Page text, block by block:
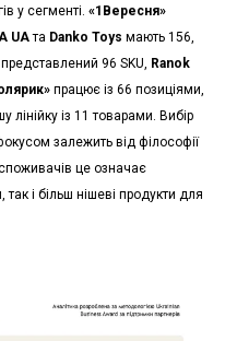
у сегменті. «1Вересня»
UAта Danko Toys мають 156,
представлений 96 SKU, Ranok
працює із 66 позиціями,
лінійку із 11 товарами. Вибір
залежить від філософії
це означає
і більш нішеві продукти для